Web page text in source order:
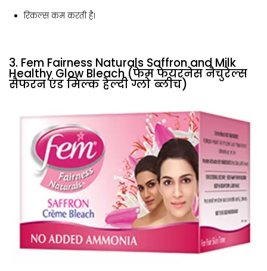
रिंकल्स कम करती है।
3. Fem Fairness Naturals Saffron and Milk
Healthy Glow Bleach (फेम फेयरनेस नैचुरेल्स
सैफरन एंड मिल्क हेल्दी ग्लो ब्लीच)